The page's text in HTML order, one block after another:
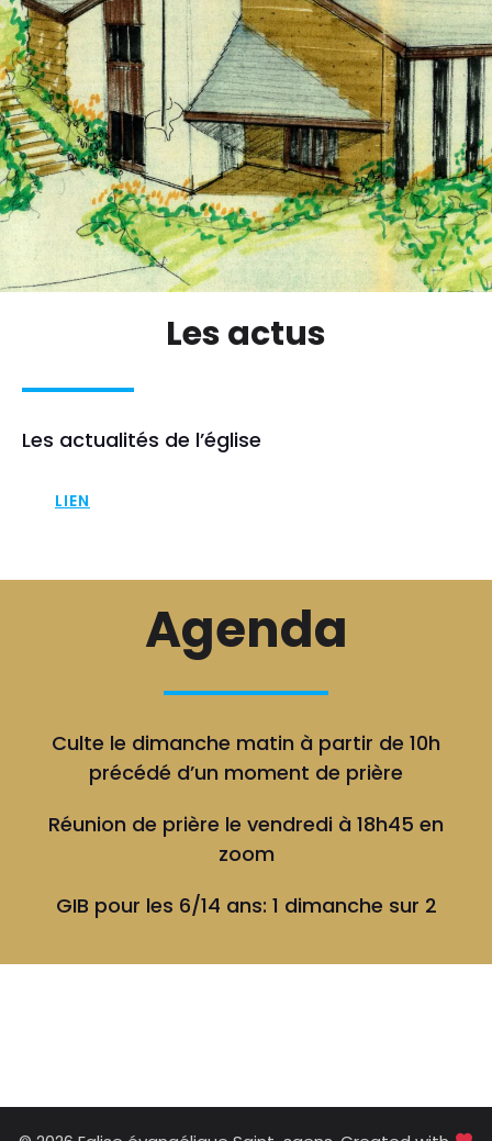
Les actus
Les actualités de l’église
LIEN
Agenda
Culte le dimanche matin à partir de 10h
précédé d’un moment de prière
Réunion de prière le vendredi à 18h45 en
zoom
GIB pour les 6/14 ans: 1 dimanche sur 2